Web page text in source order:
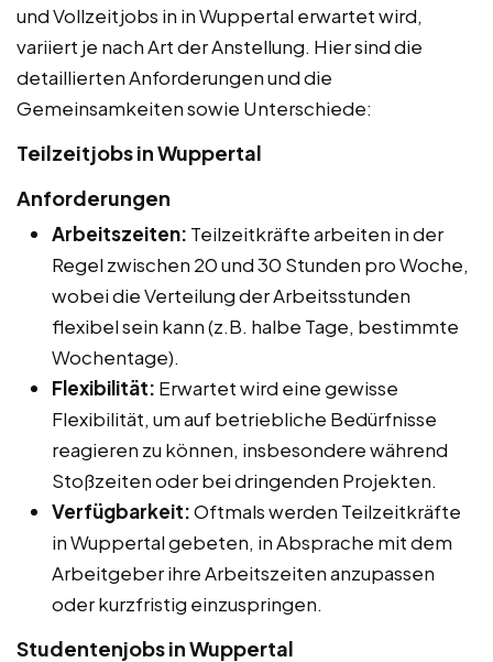
und Vollzeitjobs in in Wuppertal erwartet wird,
variiert je nach Art der Anstellung. Hier sind die
detaillierten Anforderungen und die
Gemeinsamkeiten sowie Unterschiede:
Teilzeitjobs in Wuppertal
Anforderungen
Arbeitszeiten: Teilzeitkräfte arbeiten in der
Regel zwischen 20 und 30 Stunden pro Woche,
wobei die Verteilung der Arbeitsstunden
flexibel sein kann (z.B. halbe Tage, bestimmte
Wochentage).
Flexibilität: Erwartet wird eine gewisse
Flexibilität, um auf betriebliche Bedürfnisse
reagieren zu können, insbesondere während
Stoßzeiten oder bei dringenden Projekten.
Verfügbarkeit:Oftmals werden Teilzeitkräfte
in Wuppertal gebeten, in Absprache mit dem
Arbeitgeber ihre Arbeitszeiten anzupassen
oder kurzfristig einzuspringen.
Studentenjobs in Wuppertal